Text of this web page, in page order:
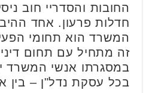
החובות והסדריי חוב
חדלות פרעון. אחד
המשרד הוא תחומי
זה מתחיל עם תחום
במסגרתו אנשי המשרד
בכל עסקת נדל"ן – בין